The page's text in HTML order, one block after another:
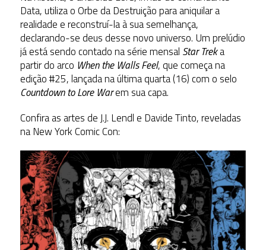
Data, utiliza o Orbe da Destruição para aniquilar a
realidade e reconstruí-la à sua semelhança,
declarando-se deus desse novo universo. Um prelúdio
já está sendo contado na série mensal Star Treka
partir do arco When the Walls Feel, que começa na
edição #25, lançada na última quarta (16) com o selo
Countdown to Lore Warem sua capa.
Confira as artes de J.J. Lendl e Davide Tinto, reveladas
na New York Comic Con: